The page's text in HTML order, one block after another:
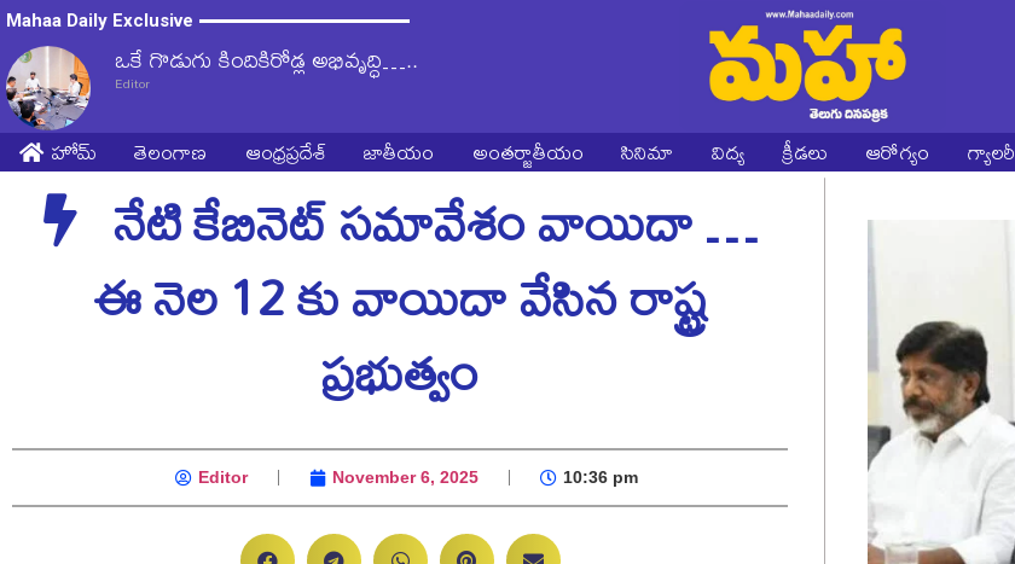
Mahaa Daily Exclusive
ఒకే గొడుగు కిందికిరోడ్ల అభివృద్ధి…..
Editor
హోమ్ తెలంగాణ ఆంధ్రప్రదేశ్ జాతీయం అంతర్జాతీయం సినిమా విద్య క్రీడలు ఆరోగ్యం గ్యాలరీ
నేటి కేబినెట్ సమావేశం వాయిదా …
ఈ నెల 12 కు వాయిదా వేసిన రాష్ట్ర
ప్రభుత్వం
Editor November 6, 2025 10:36 pm